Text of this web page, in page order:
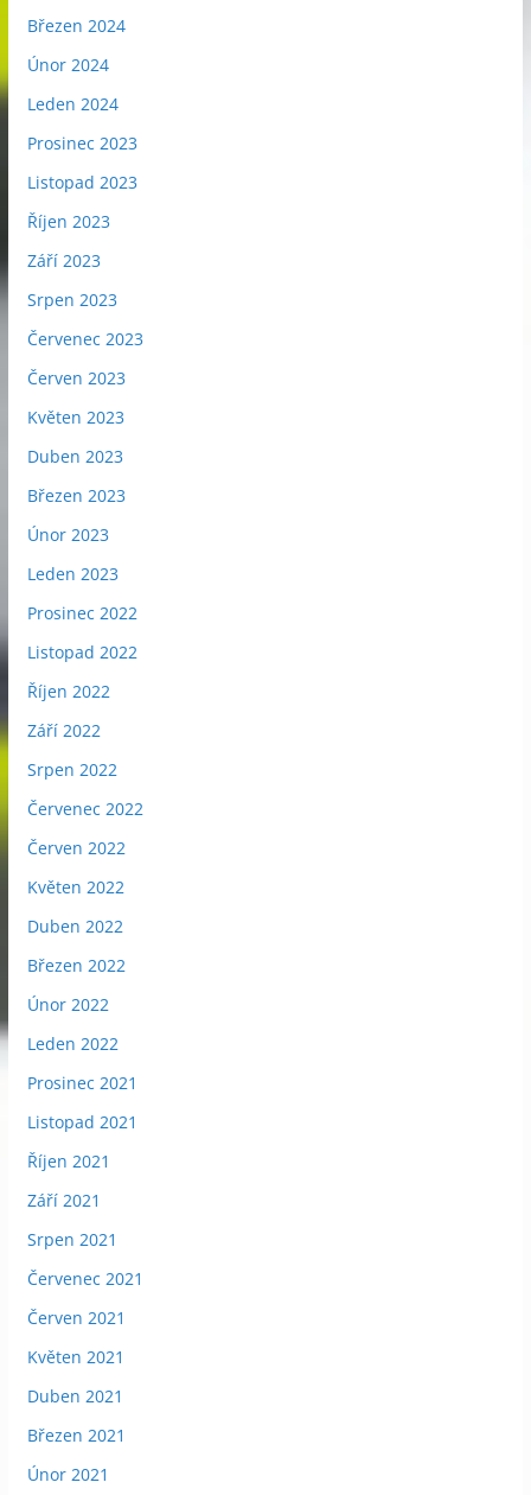
Březen 2024
Únor 2024
Leden 2024
Prosinec 2023
Listopad 2023
Říjen 2023
Září 2023
Srpen 2023
Červenec 2023
Červen 2023
Květen 2023
Duben 2023
Březen 2023
Únor 2023
Leden 2023
Prosinec 2022
Listopad 2022
Říjen 2022
Září 2022
Srpen 2022
Červenec 2022
Červen 2022
Květen 2022
Duben 2022
Březen 2022
Únor 2022
Leden 2022
Prosinec 2021
Listopad 2021
Říjen 2021
Září 2021
Srpen 2021
Červenec 2021
Červen 2021
Květen 2021
Duben 2021
Březen 2021
Únor 2021